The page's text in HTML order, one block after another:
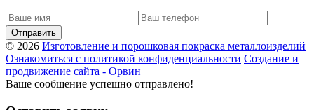
Отправить
© 2026 Изготовление и порошковая покраска металлоизделий
Ознакомиться с политикой конфиденциальности Создание и
продвижение сайта - Орвин
Ваше сообщение успешно отправлено!